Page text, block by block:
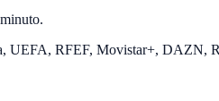
UEFA, RFEF, Movistar+, DAZN,